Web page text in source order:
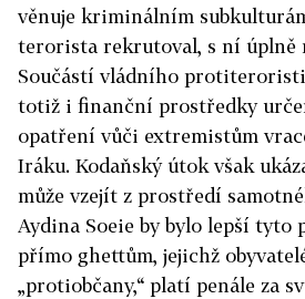
věnuje kriminálním
terorista rekrutoval, s ní úplně
Součástí vládního
totiž i finanční prostředky
opatření vůči extremistům
Iráku. Kodaňský útok však
může vzejít z prostředí
Aydina Soeie by bylo lepší tyto
přímo ghettům, jejichž
„protiobčany,“ platí penále za